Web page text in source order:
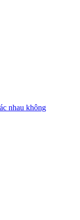
nhau không